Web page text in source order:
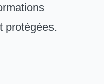
protégées.